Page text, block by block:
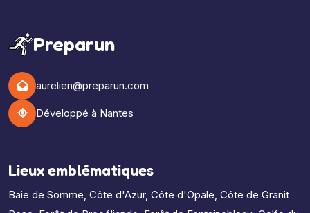
Preparun
aurelien@preparun.com
Développé à Nantes
Lieux emblématiques
Baie de Somme, Côte d'Azur, Côte d'Opale, Côte de Granit